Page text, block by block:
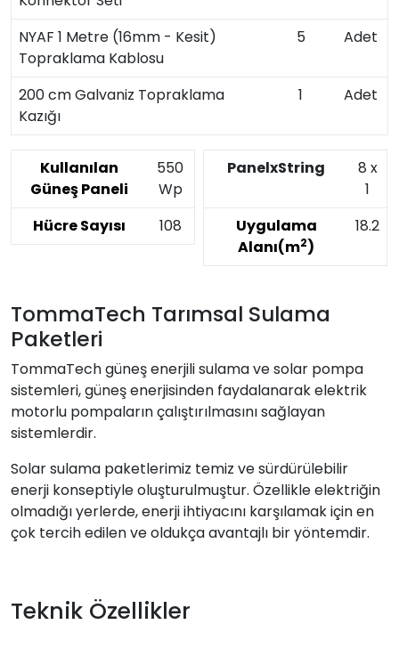
NYAF 1 Metre (16mm - Kesit)
Topraklama Kablosu
5 Adet
200 cm Galvaniz Topraklama
Kazığı
1 Adet
Kullanılan
Güneş Paneli
550
Wp
Hücre Sayısı
108
PanelxString
8 x
1
Uygulama
Alanı(m2)
18.2
TommaTech Tarımsal Sulama
Paketleri
TommaTech güneş enerjili sulama ve solar pompa
sistemleri, güneş enerjisinden faydalanarak elektrik
motorlu pompaların çalıştırılmasını sağlayan
sistemlerdir.
Solar sulama paketlerimiz temiz ve sürdürülebilir
enerji konseptiyle oluşturulmuştur. Özellikle elektriğin
olmadığı yerlerde, enerji ihtiyacını karşılamak için en
çok tercih edilen ve oldukça avantajlı bir yöntemdir.
Teknik Özellikler